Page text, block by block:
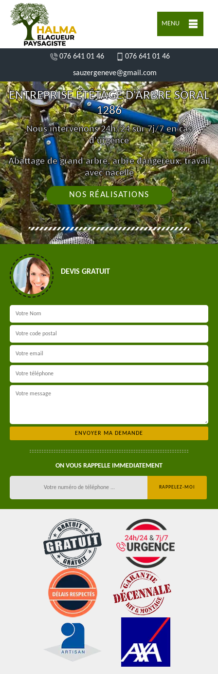
MENU
076 641 01 46 076 641 01 46
sauzergeneve@gmail.com
ENTREPRISE ÉTÊTAGE D'ARBRE SORAL
1286
Nous intervenons 24h/24 sur 7j/7 en cas
d'urgence
Abattage de grand arbre, arbre dangereux, travail
avec nacelle
NOS RÉALISATIONS
DEVIS GRATUIT
ON VOUS RAPPELLE IMMEDIATEMENT